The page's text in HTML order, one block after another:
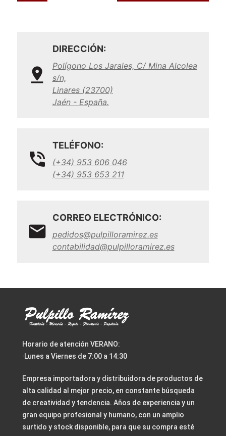
DIRECCIÓN:
Polígono Los Jarales, C/ Mina Alcolea
s/n,
Linares (23700)
Jaén - España.
TELÉFONO:
(+34) 953 606 046
(+34) 953 653 211
CORREO ELECTRÓNICO:
pedidos@pulpilloramirez.es
contabilidad@pulpilloramirez.es
Horario de atención VERANO:
·Lunes a Viernes de 7:00 a 14:30
Empresa importadora y distribuidora de productos de
alta calidad al mejor precio, en constante búsqueda
de creatividad y tendencia. Años de experiencia y un
gran equipo profesional y humano, con un amplio
surtido y stock disponible, para que su compra esté